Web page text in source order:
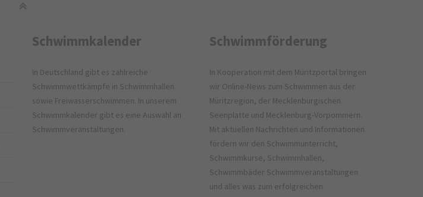
Schwimmkalender
In Deutschland gibt es zahlreiche
Schwimmwettkämpfe in Schwimmhallen
sowie Freiwasserschwimmen. In unserem
Schwimmkalender gibt es eine Auswahl an
Schwimmveranstaltungen.
Schwimmförderung
In Kooperation mit dem Müritzportal bringen
wir Online-News zum Schwimmen aus der
Müritzregion, der Mecklenburgischen
Seenplatte und Mecklenburg-Vorpommern.
Mit aktuellen Nachrichten und Informationen
fördern wir den Schwimmunterricht,
Schwimmkurse, Schwimmhallen,
Schwimmbäder Schwimmveranstaltungen
und alles was zum erfolgreichen